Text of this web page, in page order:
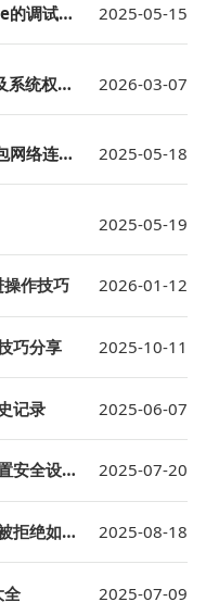
全流程 2025-05-15
限设置 2026-03-07
优化技巧 2025-05-18
2025-05-19
作技巧 2026-01-12
巧分享 2025-10-11
记录 2025-06-07
设置方案 2025-07-20
如何授权 2025-08-18
全 2025-07-09